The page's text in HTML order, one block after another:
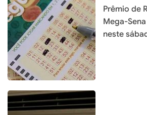
Prêmio de
Mega-
neste